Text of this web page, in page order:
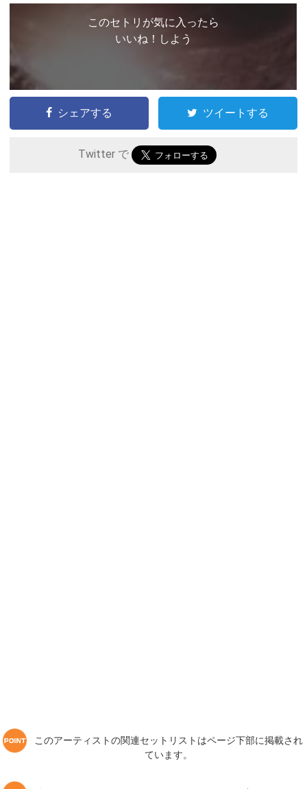
このセトリが気に入ったら
いいね！しよう
シェアする ツイートする
Twitter で
このアーティストの関連セットリストはページ下部に掲載され
ています。